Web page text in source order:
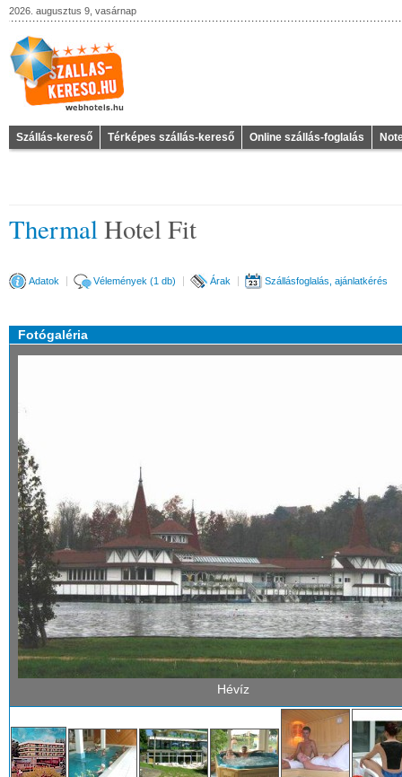
2026. augusztus 9, vasárnap
Szállás-kereső Térképes szállás-kereső Online szállás-foglalás
ThermalHotel Fit
Adatok Vélemények (1 db) Árak Szállásfoglalás, ajánlatkérés
Fotógaléria
Hévíz